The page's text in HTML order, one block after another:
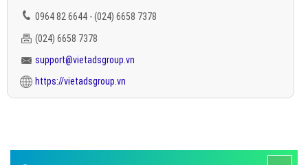
0964 82 6644 - (024) 6658 7378
(024) 6658 7378
support@vietadsgroup.vn
https://vietadsgroup.vn